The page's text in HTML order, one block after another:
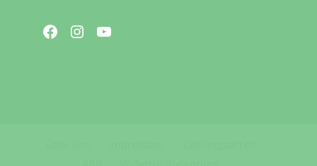
Facebook
Instagram
YouTube